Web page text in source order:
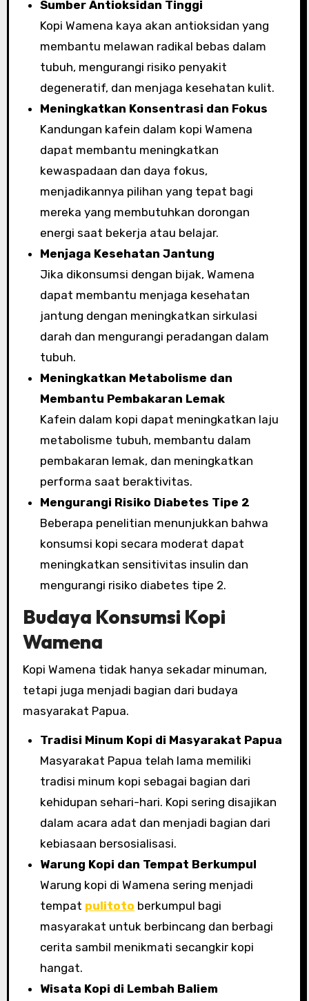
Sumber Antioksidan Tinggi
Kopi Wamena kaya akan antioksidan yang
membantu melawan radikal bebas dalam
tubuh, mengurangi risiko penyakit
degeneratif, dan menjaga kesehatan kulit.
Meningkatkan Konsentrasi dan Fokus
Kandungan kafein dalam kopi Wamena
dapat membantu meningkatkan
kewaspadaan dan daya fokus,
menjadikannya pilihan yang tepat bagi
mereka yang membutuhkan dorongan
energi saat bekerja atau belajar.
Menjaga Kesehatan Jantung
Jika dikonsumsi dengan bijak, Wamena
dapat membantu menjaga kesehatan
jantung dengan meningkatkan sirkulasi
darah dan mengurangi peradangan dalam
tubuh.
Meningkatkan Metabolisme dan
Membantu Pembakaran Lemak
Kafein dalam kopi dapat meningkatkan laju
metabolisme tubuh, membantu dalam
pembakaran lemak, dan meningkatkan
performa saat beraktivitas.
Mengurangi Risiko Diabetes Tipe 2
Beberapa penelitian menunjukkan bahwa
konsumsi kopi secara moderat dapat
meningkatkan sensitivitas insulin dan
mengurangi risiko diabetes tipe 2.
Budaya Konsumsi Kopi
Wamena
Kopi Wamena tidak hanya sekadar minuman,
tetapi juga menjadi bagian dari budaya
masyarakat Papua.
Tradisi Minum Kopi di Masyarakat Papua
Masyarakat Papua telah lama memiliki
tradisi minum kopi sebagai bagian dari
kehidupan sehari-hari. Kopi sering disajikan
dalam acara adat dan menjadi bagian dari
kebiasaan bersosialisasi.
Warung Kopi dan Tempat Berkumpul
Warung kopi di Wamena sering menjadi
tempat pulitoto berkumpul bagi
masyarakat untuk berbincang dan berbagi
cerita sambil menikmati secangkir kopi
hangat.
Wisata Kopi di Lembah Baliem